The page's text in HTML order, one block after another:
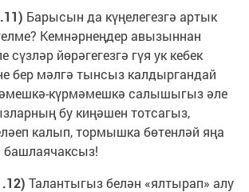
Барысын да күңелегезгә артык
Кемнәрнеңдер авызыннан
сүзләр йөрәгегезгә гүя ук кебек
бер мәлгә тынсыз калдыргандай
күрмәмешкә салышыгыз әле
бу киңәшен тотсагыз,
калып, тормышка бөтенләй яңа
башлаячаксыз!
Талантыгыз белән «ялтырап» алу